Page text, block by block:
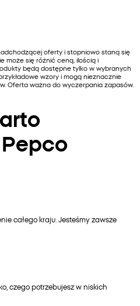
oferty i stopniowo staną się
może się różnić ceną, ilością i
będą dostępne tylko w wybranych
wzory i mogą nieznacznie
Oferta ważna do wyczerpania zapasów.
całego kraju. Jesteśmy zawsze
czego potrzebujesz w niskich